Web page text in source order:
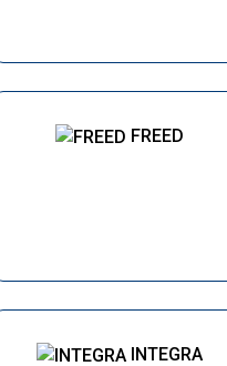
FREED
INTEGRA